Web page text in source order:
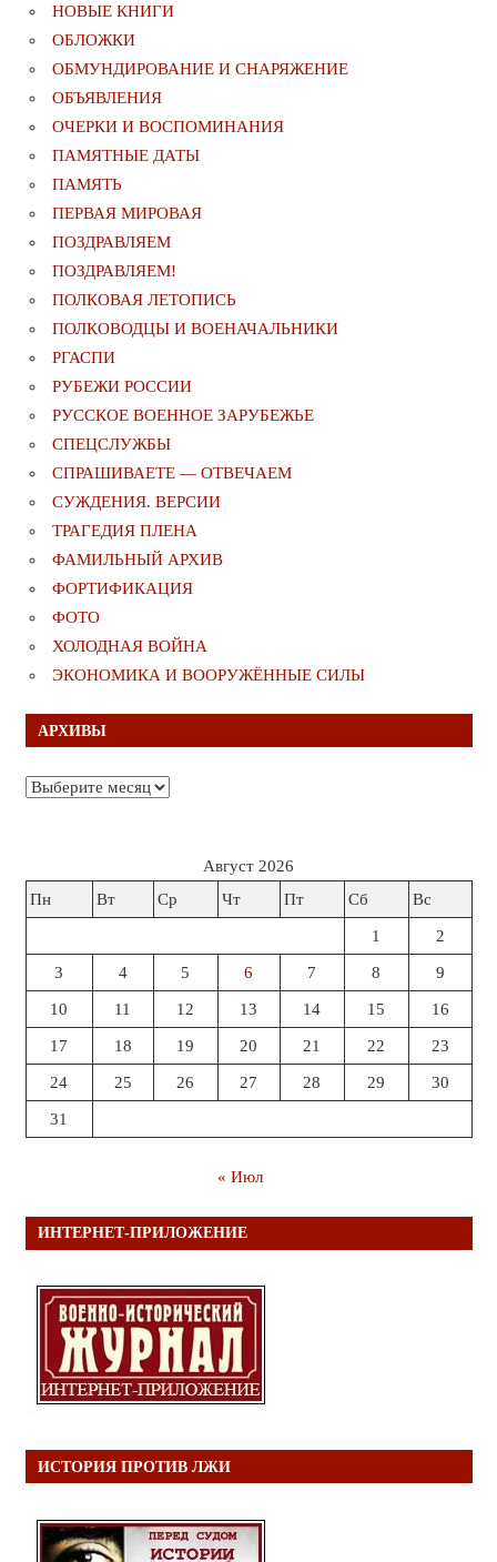
НОВЫЕ КНИГИ
ОБЛОЖКИ
ОБМУНДИРОВАНИЕ И СНАРЯЖЕНИЕ
ОБЪЯВЛЕНИЯ
ОЧЕРКИ И ВОСПОМИНАНИЯ
ПАМЯТНЫЕ ДАТЫ
ПАМЯТЬ
ПЕРВАЯ МИРОВАЯ
ПОЗДРАВЛЯЕМ
ПОЗДРАВЛЯЕМ!
ПОЛКОВАЯ ЛЕТОПИСЬ
ПОЛКОВОДЦЫ И ВОЕНАЧАЛЬНИКИ
РГАСПИ
РУБЕЖИ РОССИИ
РУССКОЕ ВОЕННОЕ ЗАРУБЕЖЬЕ
СПЕЦСЛУЖБЫ
СПРАШИВАЕТЕ — ОТВЕЧАЕМ
СУЖДЕНИЯ. ВЕРСИИ
ТРАГЕДИЯ ПЛЕНА
ФАМИЛЬНЫЙ АРХИВ
ФОРТИФИКАЦИЯ
ФОТО
ХОЛОДНАЯ ВОЙНА
ЭКОНОМИКА И ВООРУЖЁННЫЕ СИЛЫ
АРХИВЫ
Архивы
Август 2026
Пн
Вт Ср Чт Пт Сб Вс
1 2
3 4 5 6 7 8 9
10 11 12 13 14 15 16
17 18 19 20 21 22 23
24 25 26 27 28 29 30
31
« Июл
ИНТЕРНЕТ-ПРИЛОЖЕНИЕ
ИСТОРИЯ ПРОТИВ ЛЖИ